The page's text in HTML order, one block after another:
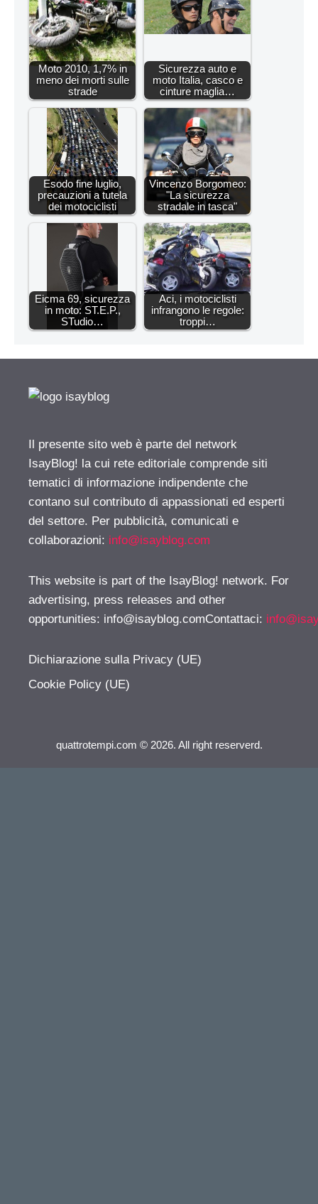
Moto 2010, 1,7% in
meno dei morti sulle
strade
Sicurezza auto e
moto Italia, casco e
cinture maglia…
Esodo fine luglio,
precauzioni a tutela
dei motociclisti
Vincenzo Borgomeo:
"La sicurezza
stradale in tasca"
Eicma 69, sicurezza
in moto: ST.E.P.,
STudio…
Aci, i motociclisti
infrangono le regole:
troppi…
Il presente sito web è parte del network
IsayBlog! la cui rete editoriale comprende siti
tematici di informazione indipendente che
contano sul contributo di appassionati ed esperti
del settore. Per pubblicità, comunicati e
collaborazioni: info@isayblog.com
This website is part of the IsayBlog! network. For
advertising, press releases and other
opportunities: info@isayblog.comContattaci:
Dichiarazione sulla Privacy (UE)
Cookie Policy (UE)
quattrotempi.com © 2026. All right reserverd.